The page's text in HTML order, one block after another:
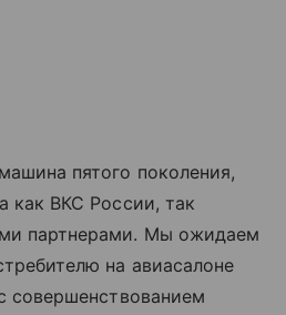
пятого поколения,
как ВКС России, так
партнерами. Мы ожидаем
на авиасалоне
совершенствованием